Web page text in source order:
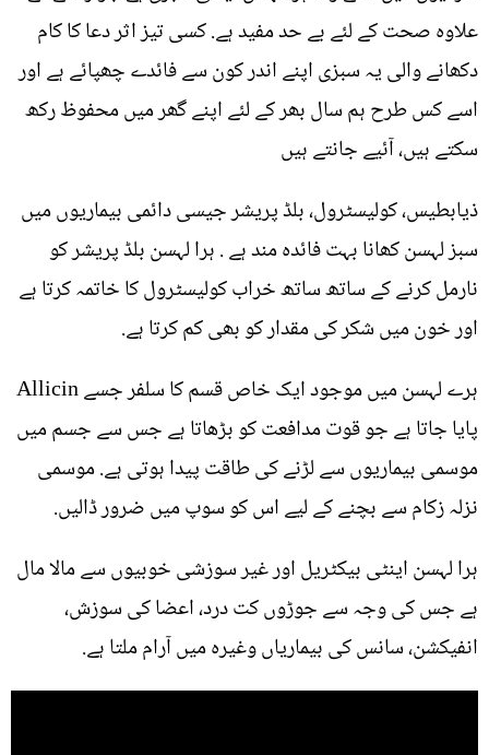
علاوہ صحت کے لئے بے حد مفید ہے. کسی تیز اثر دعا کا کام
دکھانے والی یہ سبزی اپنے اندر کون سے فائدے چھپائے ہے اور
اسے کس طرح ہم سال بھر کے لئے اپنے گھر میں محفوظ رکھ
سکتے ہیں، آئیے جانتے ہیں
ذیابطیس، کولیسٹرول، بلڈ پریشر جیسی دائمی بیماریوں میں
سبز لہسن کھانا بہت فائدہ مند ہے . ہرا لہسن بلڈ پریشر کو
نارمل کرنے کے ساتھ ساتھ خراب کولیسٹرول کا خاتمہ کرتا ہے
اور خون میں شکر کی مقدار کو بھی کم کرتا ہے.
ہرے لہسن میں موجود ایک خاص قسم کا سلفر جسے Allicin
پایا جاتا ہے جو قوت مدافعت کو بڑھاتا ہے جس سے جسم میں
موسمی بیماریوں سے لڑنے کی طاقت پیدا ہوتی ہے. موسمی
نزلہ زکام سے بچنے کے لیے اس کو سوپ میں ضرور ڈالیں.
ہرا لہسن اینٹی بیکٹریل اور غیر سوزشی خوبیوں سے مالا مال
ہے جس کی وجہ سے جوڑوں کت درد، اعضا کی سوزش،
انفیکشن، سانس کی بیماریاں وغیرہ میں آرام ملتا ہے.